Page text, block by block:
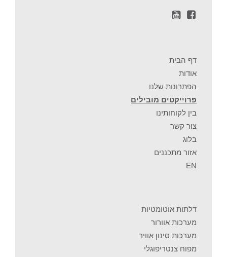
עמוד
דף הבית
אודות
הפתרונות שלנו
פרוייקטים מובילים
בין לקוחותינו
צור קשר
בלוג
אזור מתכננים
EN
דלתות אוטומטיות
מערכות אוורור
מערכות סינון אוויר
מפוח צנטריפוגלי